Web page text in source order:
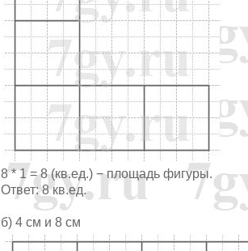
8 * 1 = 8 (кв.ед.) − площадь фигуры.
Ответ: 8 кв.ед.
б) 4 см и 8 см